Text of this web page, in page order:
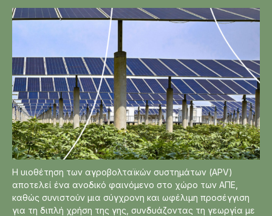
Η υιοθέτηση των αγροβολταϊκών συστημάτων (APV)
αποτελεί ένα ανοδικό φαινόμενο στο χώρο των ΑΠΕ,
καθώς συνιστούν μια σύγχρονη και ωφέλιμη προσέγγιση
για τη διπλή χρήση της γης, συνδυάζοντας τη γεωργία με